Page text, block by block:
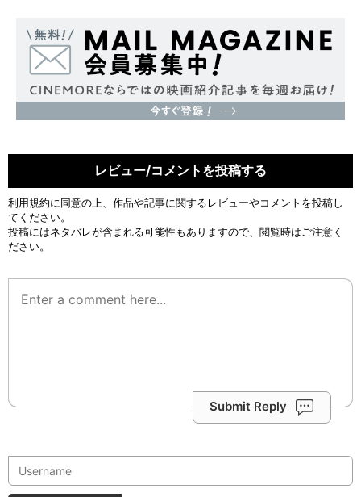
レビュー/コメントを投稿する
利用規約に同意の上、作品や記事に関するレビューやコメントを投稿し
てください。
投稿にはネタバレが含まれる可能性もありますので、閲覧時はご注意く
ださい。
Submit Reply